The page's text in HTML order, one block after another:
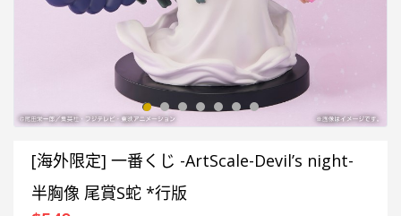
[海外限定] 一番くじ -ArtScale-Devil’s night-
半胸像 尾賞S蛇 *行版